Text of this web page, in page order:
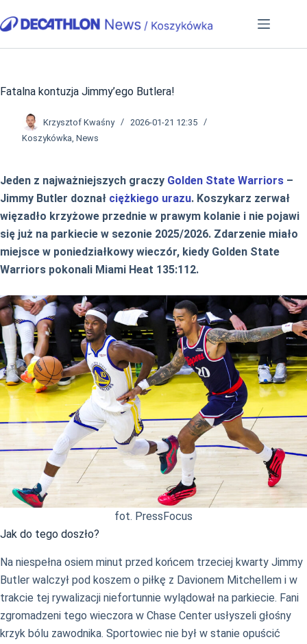
do
Fatalna kontuzja Jimmy’ego Butlera!
Krzysztof Kwaśny
2026-01-21 12:35
Koszykówka, News
Jeden z najważniejszych graczy Golden State Warriors –
Jimmy Butler doznał ciężkiego urazu. Koszykarz zerwał
więzadło krzyżowe przednie w prawym kolanie i nie pojawi
się już na parkiecie w sezonie 2025/2026. Zdarzenie miało
miejsce w poniedziałkowy wieczór, kiedy Golden State
Warriors pokonali Miami Heat 135:112.
fot. PressFocus
Jak do tego doszło?
Na niespełna osiem minut przed końcem trzeciej kwarty Jimmy
Butler walczył pod koszem o piłkę z Davionem Mitchellem i w
trakcie tej rywalizacji niefortunnie wylądował na parkiecie. Fani
zgromadzeni tego wieczora w Chase Center usłyszeli głośny
krzyk bólu zawodnika. Sportowiec nie był w stanie opuścić